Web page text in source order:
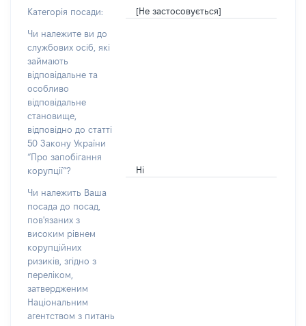
Категорія посади: [Не застосовується]
Чи належите ви до
службових осіб, які
займають
відповідальне та
особливо
відповідальне
становище,
відповідно до статті
50 Закону України
“Про запобігання
корупції”?
Ні
Чи належить Ваша
посада до посад,
пов'язаних з
високим рівнем
корупційних
ризиків, згідно з
переліком,
затвердженим
Національним
агентством з питань